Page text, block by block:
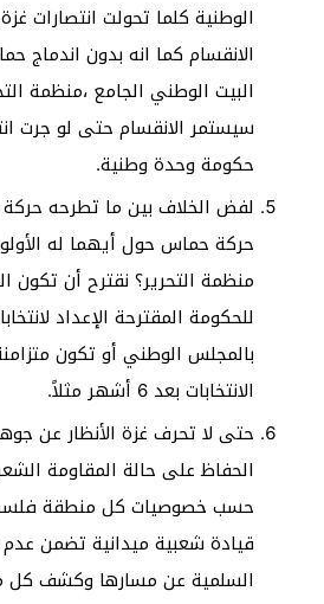
الوطنية كلما تحولت انتصارات
الانقسام كما انه بدون اندماج
البيت الوطني الجامع ،منظمة
سيستمر الانقسام حتى لو جرت
حكومة وحدة وطنية.
لفض الخلاف بين ما تطرحه
حركة حماس حول أيهما له
منظمة التحرير؟ نقترح أن تكون
للحكومة المقترحة الإعداد
بالمجلس الوطني أو تكون
الانتخابات بعد 6 أشهر مثلاً.
حتى لا تحرف غزة الأنظار عن
الحفاظ على حالة المقاومة
حسب خصوصيات كل منطقة
قيادة شعبية ميدانية تضمن
السلمية عن مسارها وكشف كل